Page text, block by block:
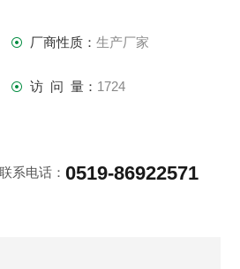
厂商性质： 生产厂家
访 问 量： 1724
联系电话：0519-86922571